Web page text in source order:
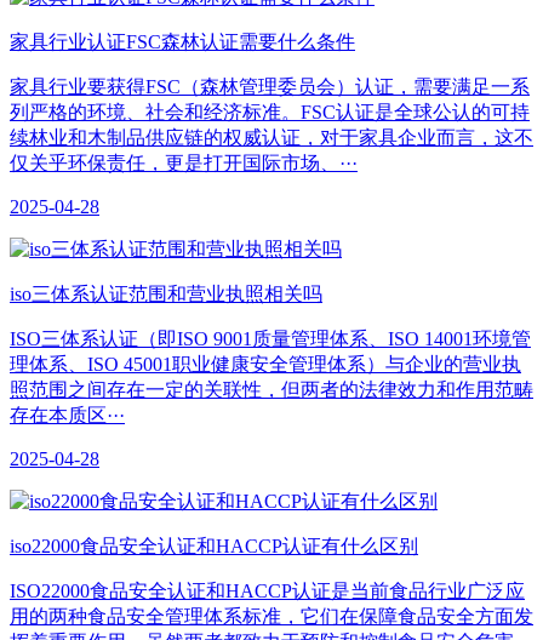
家具行业认证FSC森林认证需要什么条件
家具行业要获得FSC（森林管理委员会）认证，需要满足一系
列严格的环境、社会和经济标准。FSC认证是全球公认的可持
续林业和木制品供应链的权威认证，对于家具企业而言，这不
仅关乎环保责任，更是打开国际市场、···
2025-04-28
iso三体系认证范围和营业执照相关吗
ISO三体系认证（即ISO 9001质量管理体系、ISO 14001环境管
理体系、ISO 45001职业健康安全管理体系）与企业的营业执
照范围之间存在一定的关联性，但两者的法律效力和作用范畴
存在本质区···
2025-04-28
iso22000食品安全认证和HACCP认证有什么区别
ISO22000食品安全认证和HACCP认证是当前食品行业广泛应
用的两种食品安全管理体系标准，它们在保障食品安全方面发